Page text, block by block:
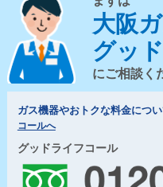
大阪
グッ
にご相談く
ガス機器やおトクな料金につ
コールへ
グッドライフコール